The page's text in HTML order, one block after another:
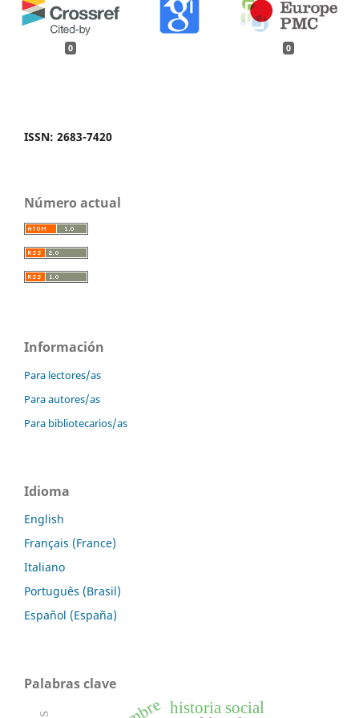
0 0
ISSN: 2683-7420
Número actual
Información
Para lectores/as
Para autores/as
Para bibliotecarios/as
Idioma
English
Français (France)
Italiano
Português (Brasil)
Español (España)
Palabras clave
historia social